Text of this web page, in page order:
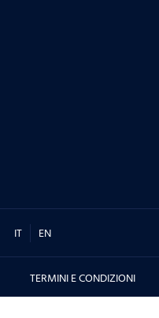
ma
IT EN
TERMINI E CONDIZIONI